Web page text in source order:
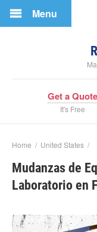
Menu
Get a Quote
It's Free
Home / United States /
Mudanzas de
Laboratorio en